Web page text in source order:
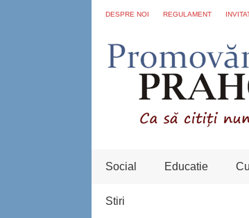
DESPRE NOI REGULAMENT
Social Educatie
Stiri